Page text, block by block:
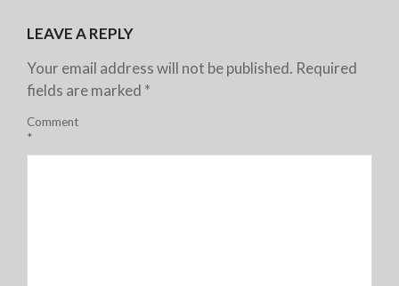
LEAVE A REPLY
Your email address will not be published. Required
fields are marked *
Comment
*